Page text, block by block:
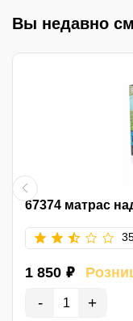
Вы недавно
67374 матрас
1 850 ₽
- +